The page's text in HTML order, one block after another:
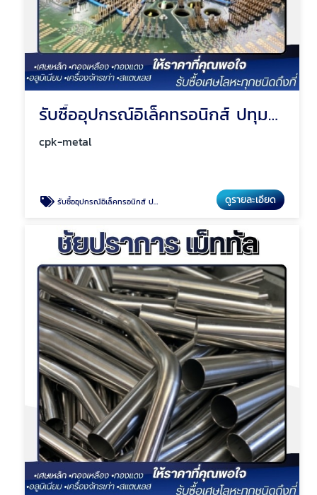
รับซื้ออุปกรณ์อิเล็คทรอนิกส์ ปทุมธานี
cpk-metal
รับซื้ออุปกรณ์อิเล็คทรอนิกส์ ปทุมธานี ดูรายละเอียด